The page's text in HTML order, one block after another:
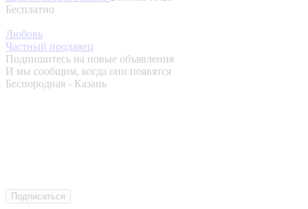
Бесплатно
Любовь
Частный продавец
Подпишитесь на новые объявления
И мы сообщим, когда они появятся
Беспородная - Казань
Подписаться